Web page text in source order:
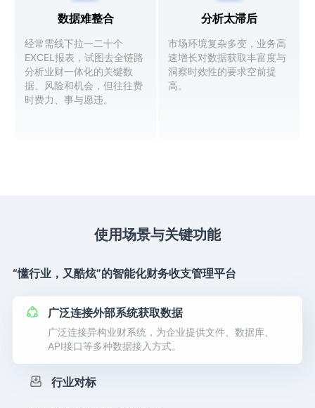
数据难整合
经常需线下拉一二十个
EXCEL报表，试图去全链路
分析业财一体化的关键数
据、风险和机会，但往往费
时费力、事与愿违。
分析太滞后
市场环境复杂多变，业务高
速增长对数据获取丰富度与
洞察时效性的要求空前提
高。
使用场景与关键功能
“懂行业，又酷炫”的智能化财务收支管理平台
广泛连接外部系统获取数据
广泛连接异构业财系统，为企业提供文件、数据库、
API接口等多种数据接入方式。
行业对标